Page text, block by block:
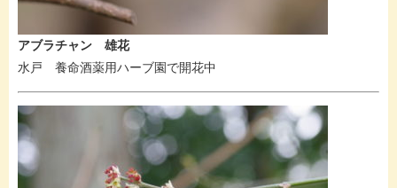
アブラチャン 雄花
水戸 養命酒薬用ハーブ園で開花中